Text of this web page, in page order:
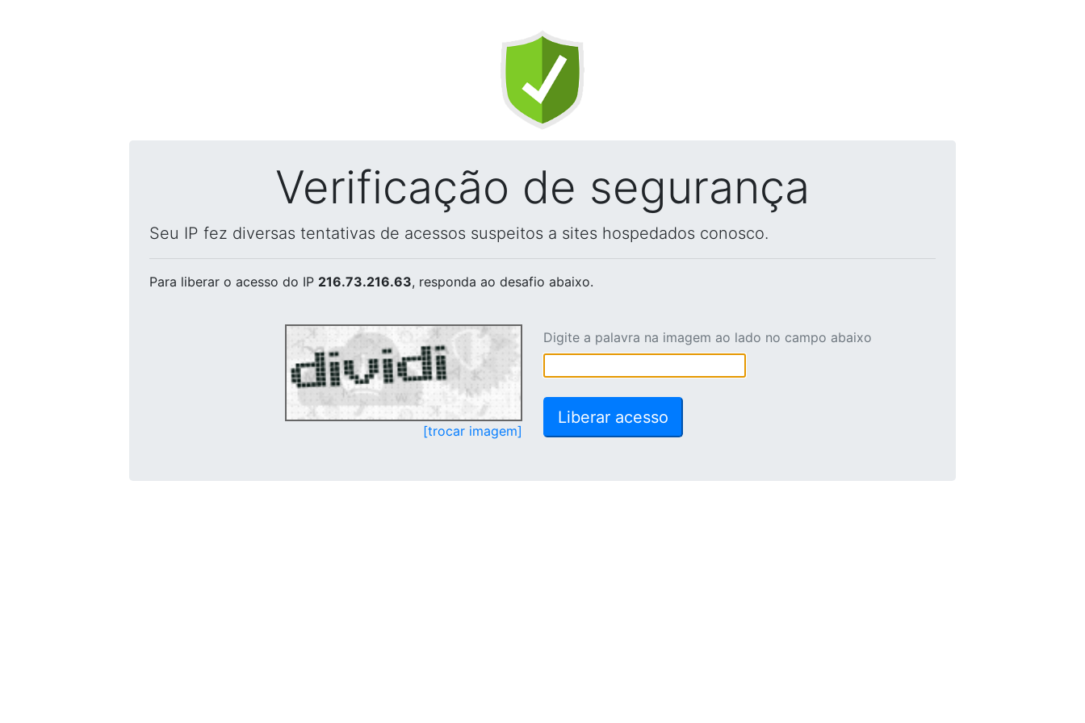
Verificação de segurança
Seu IP fez diversas tentativas de acessos suspeitos a sites hospedados conosco.
Para liberar o acesso do IP 216.73.216.63, responda ao desafio abaixo.
[trocar imagem]
Digite a palavra na imagem ao lado no campo abaixo